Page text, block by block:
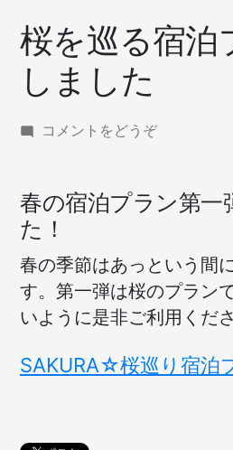
桜を巡る宿泊
しました
コメントをどうぞ(桜
る
宿
ラ
ン
開
し
ま
春の宿泊プラン第一
た！
春の季節はあっという間
す。第一弾は桜のプラン
いように是非ご利用くだ
SAKURA☆桜巡り宿泊